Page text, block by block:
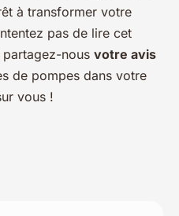
à transformer votre
pas de lire cet
partagez-nous votre avis
de pompes dans votre
vous !